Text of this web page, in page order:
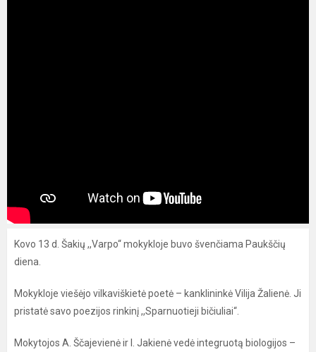
Kovo 13 d. Šakių ,,Varpo“ mokykloje buvo švenčiama Paukščių
diena.
Mokykloje viešėjo vilkaviškietė poetė – kanklininkė Vilija Žalienė. Ji
pristatė savo poezijos rinkinį ,,Sparnuotieji bičiuliai“.
Mokytojos A. Ščajevienė ir I. Jakienė vedė integruotą biologijos –